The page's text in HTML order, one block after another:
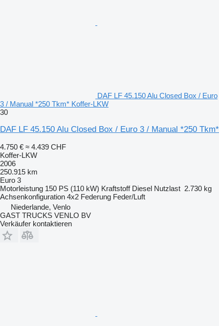
DAF LF 45.150 Alu Closed Box / Euro
3 / Manual *250 Tkm* Koffer-LKW
30
DAF LF 45.150 Alu Closed Box / Euro 3 / Manual *250 Tkm*
4.750 € ≈ 4.439 CHF
Koffer-LKW
2006
250.915 km
Euro 3
Motorleistung 150 PS (110 kW) Kraftstoff Diesel Nutzlast 2.730 kg
Achsenkonfiguration 4x2 Federung Feder/Luft
Niederlande, Venlo
GAST TRUCKS VENLO BV
Verkäufer kontaktieren